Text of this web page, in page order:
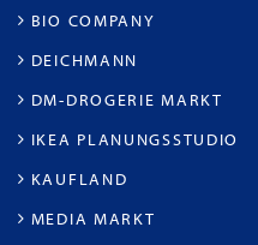
BIO COMPANY
DEICHMANN
DM-DROGERIE MARKT
IKEA PLANUNGSSTUDIO
KAUFLAND
MEDIA MARKT